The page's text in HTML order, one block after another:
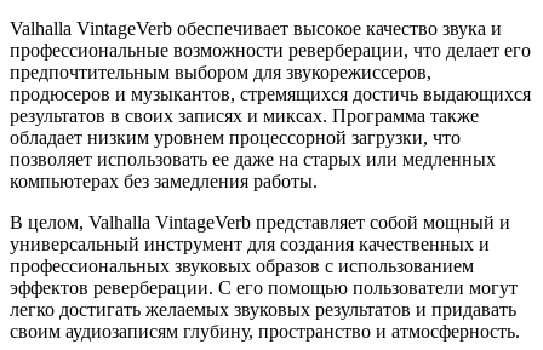
Valhalla VintageVerb обеспечивает высокое качество звука и
профессиональные возможности реверберации, что делает его
предпочтительным выбором для звукорежиссеров,
продюсеров и музыкантов, стремящихся достичь выдающихся
результатов в своих записях и миксах. Программа также
обладает низким уровнем процессорной загрузки, что
позволяет использовать ее даже на старых или медленных
компьютерах без замедления работы.
В целом, Valhalla VintageVerb представляет собой мощный и
универсальный инструмент для создания качественных и
профессиональных звуковых образов с использованием
эффектов реверберации. С его помощью пользователи могут
легко достигать желаемых звуковых результатов и придавать
своим аудиозаписям глубину, пространство и атмосферность.